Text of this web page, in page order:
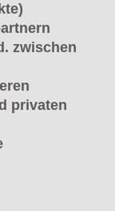
zwischen
privaten